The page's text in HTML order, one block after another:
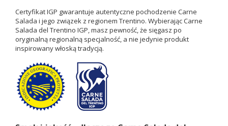
Certyfikat IGP gwarantuje autentyczne pochodzenie Carne
Salada i jego związek z regionem Trentino. Wybierając Carne
Salada del Trentino IGP, masz pewność, że sięgasz po
oryginalną regionalną specjalność, a nie jedynie produkt
inspirowany włoską tradycją.